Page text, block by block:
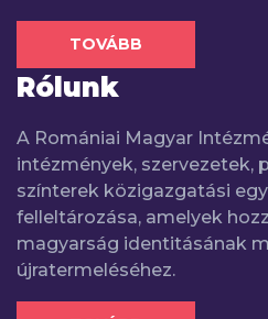
TOVÁBB
Rólunk
A Romániai Magyar
intézmények, szervezetek,
színterek közigazgatási
felleltározása, amelyek
magyarság identitásának
újratermeléséhez.